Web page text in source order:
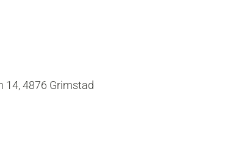
14, 4876 Grimstad